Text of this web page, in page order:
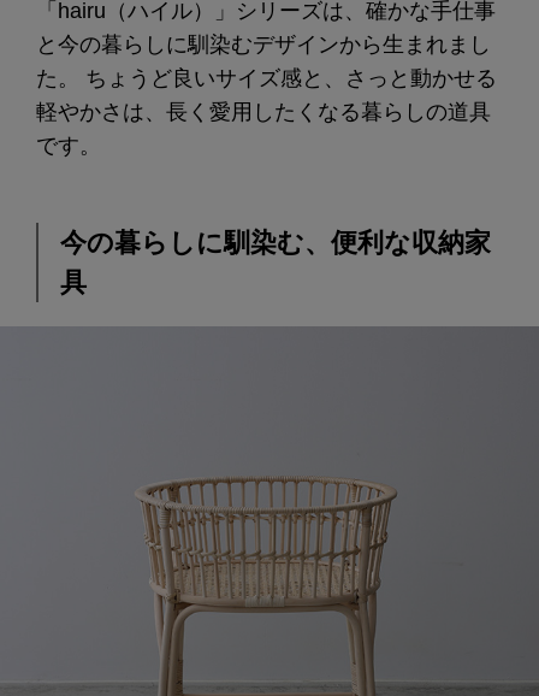
「hairu（ハイル）」シリーズは、確かな手仕事
と今の暮らしに馴染むデザインから生まれまし
た。 ちょうど良いサイズ感と、さっと動かせる
軽やかさは、長く愛用したくなる暮らしの道具
です。
今の暮らしに馴染む、便利な収納家
具